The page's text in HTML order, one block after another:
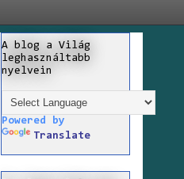
A blog a Világ
leghasználtabb
nyelvein
Powered by
Translate